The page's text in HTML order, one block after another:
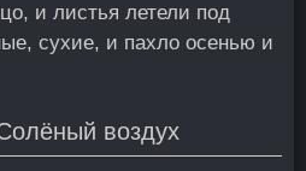
и листья летели под
сухие, и пахло осенью и
воздух